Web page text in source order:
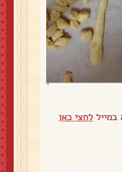
במייללחצי כאן